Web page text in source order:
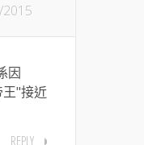
因
"接近
REPLY